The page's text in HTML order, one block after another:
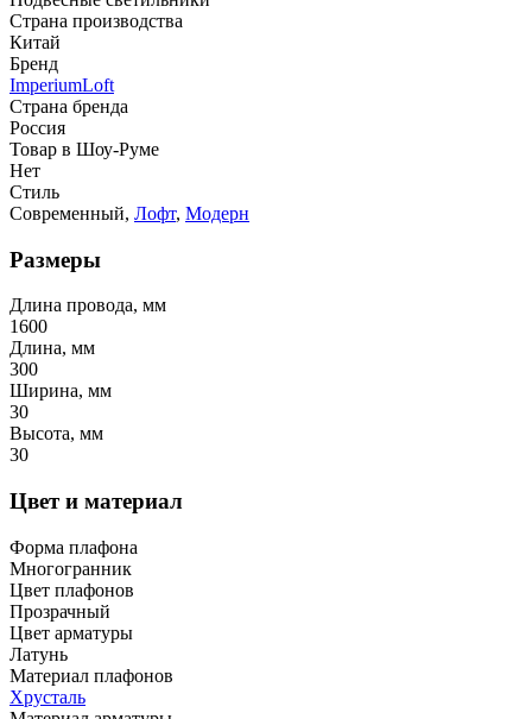
Страна производства
Китай
Бренд
ImperiumLoft
Страна бренда
Россия
Товар в Шоу-Руме
Нет
Стиль
Современный, Лофт, Модерн
Размеры
Длина провода, мм
1600
Длина, мм
300
Ширина, мм
30
Высота, мм
30
Цвет и материал
Форма плафона
Многогранник
Цвет плафонов
Прозрачный
Цвет арматуры
Латунь
Материал плафонов
Хрусталь